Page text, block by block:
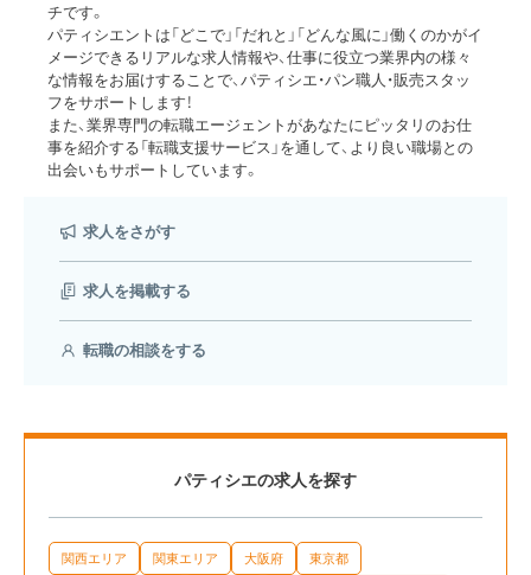
チです。
パティシエントは「どこで」「だれと」「どんな風に」働くのかがイ
メージできるリアルな求人情報や、仕事に役立つ業界内の様々
な情報をお届けすることで、パティシエ・パン職人・販売スタッ
フをサポートします！
また、業界専門の転職エージェントがあなたにピッタリのお仕
事を紹介する「転職支援サービス」を通して、より良い職場との
出会いもサポートしています。
求人をさがす
求人を掲載する
転職の相談をする
パティシエの求人を探す
関西エリア 関東エリア 大阪府 東京都